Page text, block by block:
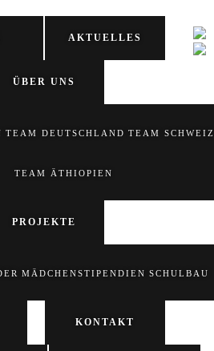
AKTUELLES
ÜBER UNS
TEAM DEUTSCHLAND TEAM SCHWEIZ
TEAM ÄTHIOPIEN
PROJEKTE
MÄDCHENSTIPENDIEN SCHULBAU
KONTAKT